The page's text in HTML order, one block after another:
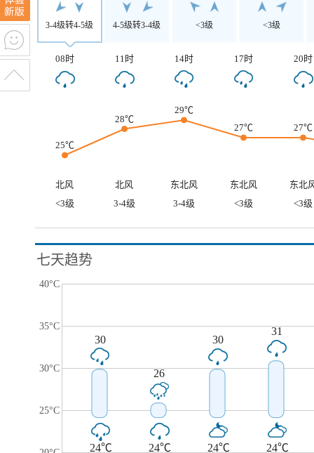
3-4级转4-5级 4-5级转3-4级 <3级 <3级
08时 11时 14时 17时 20时
25℃
28℃
29℃
27℃
27℃
北风 北风 东北风 东北风
东北
<3级
3-4级 3-4级 <3级 <3级
七天趋势
40°C
35°C
30°C
25°C
30
24℃
26
24℃
30
24℃
31
24℃